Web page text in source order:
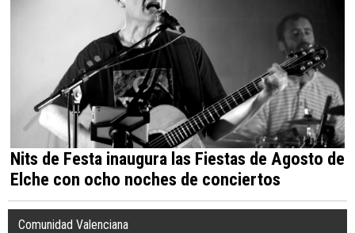
Nits de Festa inaugura las Fiestas de Agosto de
Elche con ocho noches de conciertos
Comunidad Valenciana